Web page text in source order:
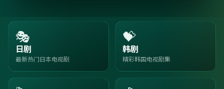
🎭
日剧
最新热门日本电视剧
💝
韩剧
精彩韩国电视剧集